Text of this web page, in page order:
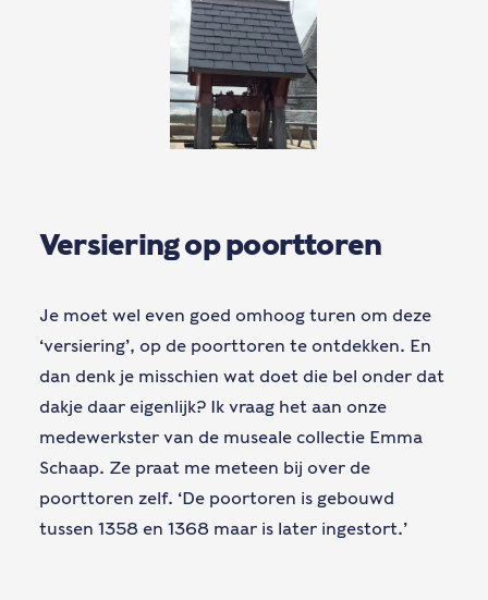
Versiering op poorttoren
Je moet wel even goed omhoog turen om deze
‘versiering’, op de poorttoren te ontdekken. En
dan denk je misschien wat doet die bel onder dat
dakje daar eigenlijk? Ik vraag het aan onze
medewerkster van de museale collectie Emma
Schaap. Ze praat me meteen bij over de
poorttoren zelf. ‘De poortoren is gebouwd
tussen 1358 en 1368 maar is later ingestort.’